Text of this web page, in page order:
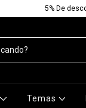
5% De
Temas